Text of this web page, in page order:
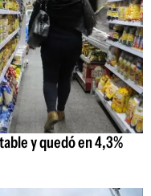
y quedó en 4,3%